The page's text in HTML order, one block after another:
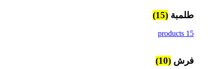
طلمبة (15)
15 products
فرش (10)